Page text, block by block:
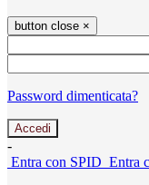
button close ×
Password dimenticata?
-
Entra con SPID Entra